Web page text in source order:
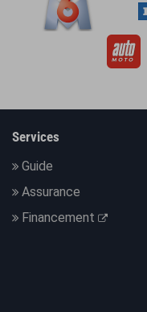
Services
Guide
Assurance
Financement